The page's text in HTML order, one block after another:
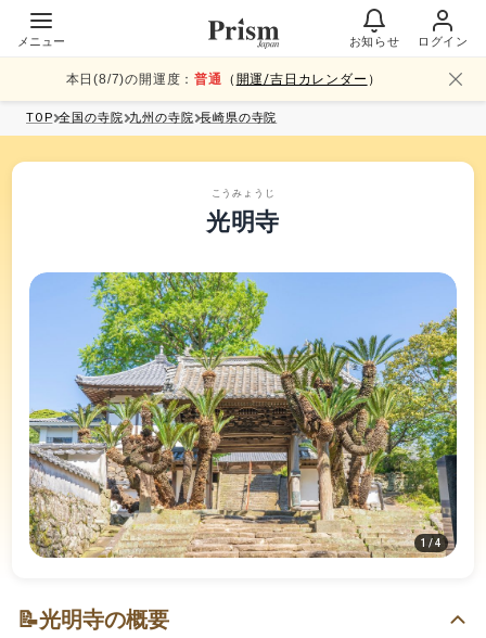
メニュー お知らせ ログイン
本日(8/7)の開運度：普通 （ 開運/吉日カレンダー ）
TOP 全国の寺院 九州の寺院 長崎県の寺院
こうみょうじ
光明寺
1/4
📝光明寺の概要